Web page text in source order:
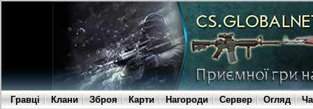
Гравці Клани Зброя Карти Нагороди Сервер Огляд